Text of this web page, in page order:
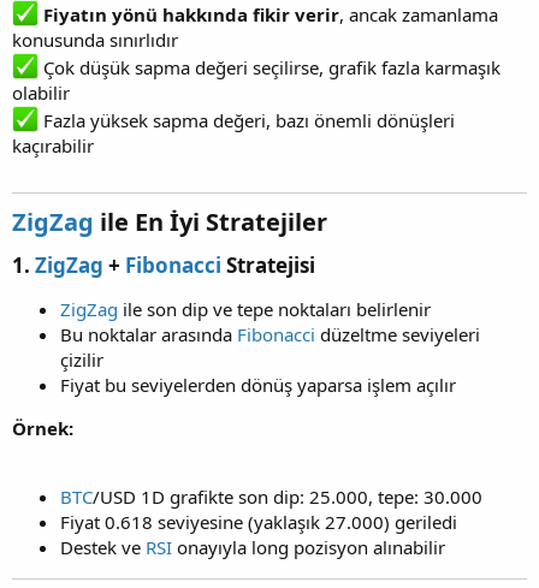
Fiyatın yönü hakkında fikir verir, ancak zamanlama
konusunda sınırlıdır
Çok düşük sapma değeri seçilirse, grafik fazla karmaşık
olabilir
Fazla yüksek sapma değeri, bazı önemli dönüşleri
kaçırabilir
ZigZag ile En İyi Stratejiler​
1. ZigZag + Fibonacci Stratejisi
ZigZag ile son dip ve tepe noktaları belirlenir
Bu noktalar arasında Fibonacci düzeltme seviyeleri
çizilir
Fiyat bu seviyelerden dönüş yaparsa işlem açılır
Örnek:
BTC/USD 1D grafikte son dip: 25.000, tepe: 30.000
Fiyat 0.618 seviyesine (yaklaşık 27.000) geriledi
Destek ve RSI onayıyla long pozisyon alınabilir